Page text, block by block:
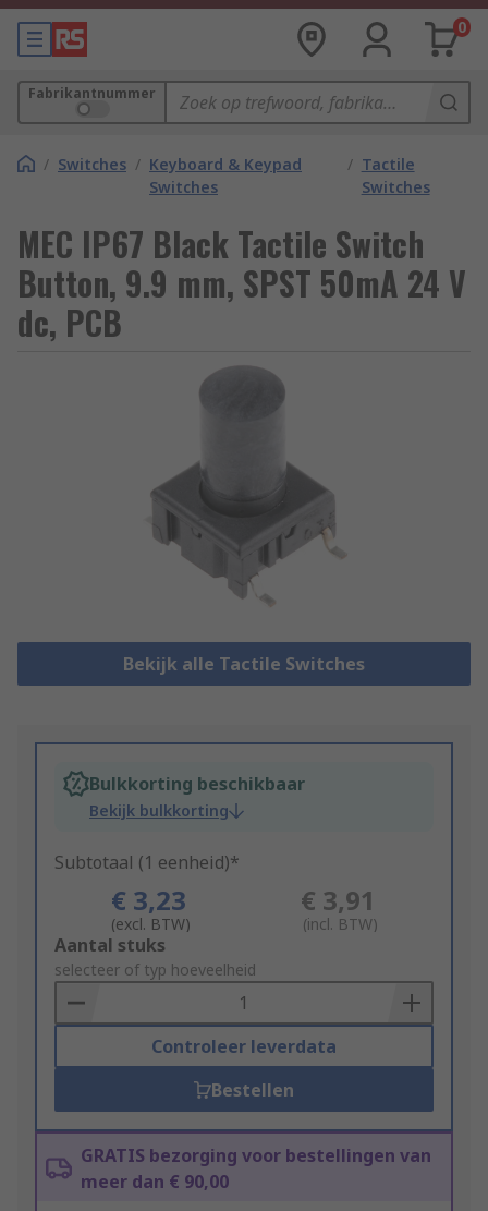
0
Fabrikantnummer
/ Switches / Keyboard & Keypad
Switches
/ Tactile
Switches
MEC IP67 Black Tactile Switch
Button, 9.9 mm, SPST 50mA 24 V
dc, PCB
Bekijk alle Tactile Switches
Bulkkorting beschikbaar
Bekijk bulkkorting
Subtotaal (1 eenheid)*
€ 3,23
(excl. BTW)
€ 3,91
(incl. BTW)
Add
to
Basket
Aantal stuks
selecteer of typ hoeveelheid
Controleer leverdata
Bestellen
GRATIS bezorging voor bestellingen van
meer dan € 90,00